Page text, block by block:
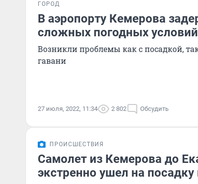
ГОРОД
В аэропорту Кемерова
сложных погодных условий
Возникли проблемы как с посадкой,
гавани
27 июля, 2022, 11:34 2 802 Обсудить
ПРОИСШЕСТВИЯ
Самолет из Кемерова до
экстренно ушел на посадку